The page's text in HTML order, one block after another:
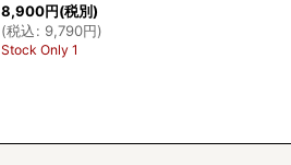
8,900円(税別)
(税込: 9,790円)
Stock Only 1